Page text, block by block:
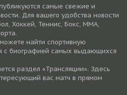
самые свежие и
Для вашего удобства новости
Хоккей, Теннис, Бокс, ММА,
найти спортивную
с биографией самых выдающихся
раздел «Трансляции». Здесь
вас матч в прямом